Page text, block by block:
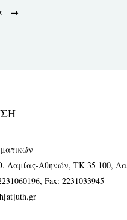
Λαμίας-Αθηνών, ΤΚ 35 100,
, Fax: 2231033945